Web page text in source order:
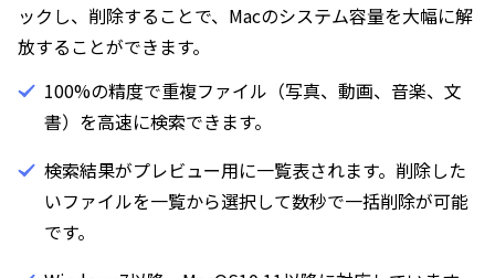
ックし、削除することで、Macのシステム容量を大幅に解
放することができます。
100%の精度で重複ファイル（写真、動画、音楽、文
書）を高速に検索できます。
検索結果がプレビュー用に一覧表されます。削除した
いファイルを一覧から選択して数秒で一括削除が可能
です。